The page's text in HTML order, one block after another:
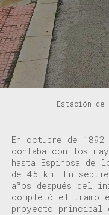
Estación de
En octubre de 1892
contaba con los
hasta Espinosa de
de 45 km . En
años después del
completó el tramo
proyecto principal